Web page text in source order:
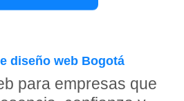
diseño web Bogotá
para empresas que